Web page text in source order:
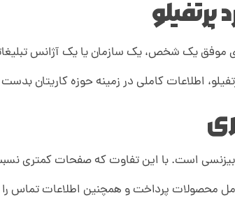
موفق یک شخص، یک سازمان یا یک آژانس
اطلاعات کاملی در زمینه حوزه کاریتان
است. با این تفاوت که صفحات کمتری
پرداخت و همچنین اطلاعات تماس را در